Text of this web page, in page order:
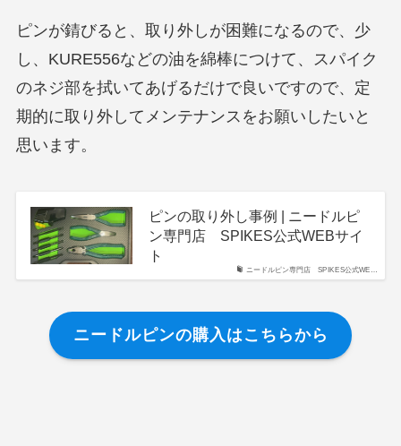
ピンが錆びると、取り外しが困難になるので、少
し、KURE556などの油を綿棒につけて、スパイク
のネジ部を拭いてあげるだけで良いですので、定
期的に取り外してメンテナンスをお願いしたいと
思います。
ニードルピン専門店 SPIKES公式WE…
ピンの取り外し事例 | ニードルピ
ン専門店 SPIKES公式WEBサイ
ト
ニードルピンの購入はこちらから